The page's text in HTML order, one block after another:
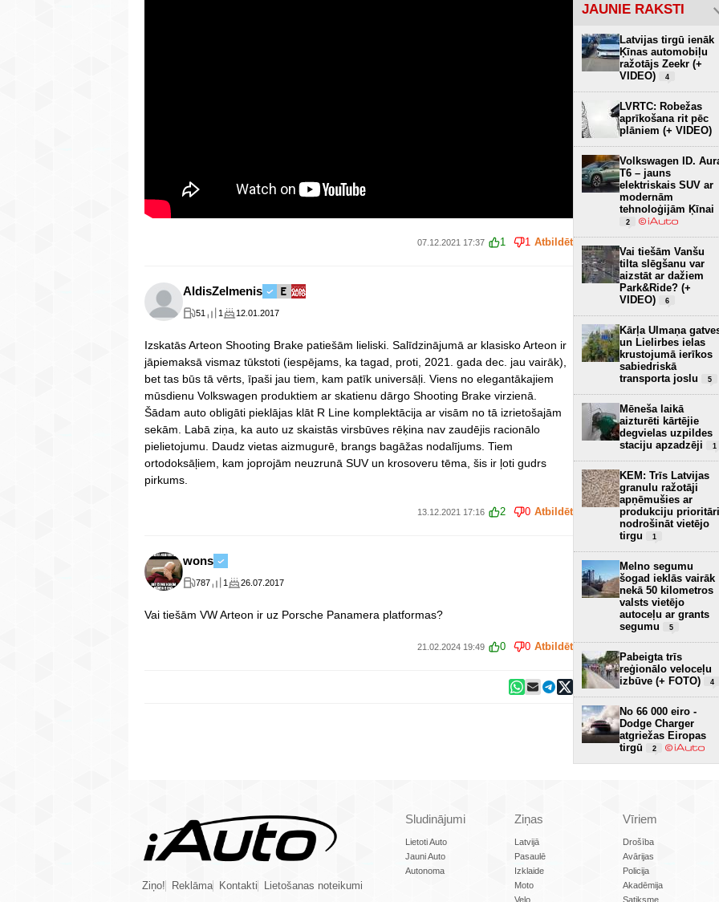
07.12.2021 17:37 1 1 Atbildēt
AldisZelmenis
51 1 12.01.2017
Izskatās Arteon Shooting Brake patiešām lieliski. Salīdzinājumā ar klasisko Arteon ir
jāpiemaksā vismaz tūkstoti (iespējams, ka tagad, proti, 2021. gada dec. jau vairāk),
bet tas būs tā vērts, īpaši jau tiem, kam patīk universāļi. Viens no elegantākajiem
mūsdienu Volkswagen produktiem ar skatienu dārgo Shooting Brake virzienā.
Šādam auto obligāti pieklājas klāt R Line komplektācija ar visām no tā izrietošajām
sekām. Labā ziņa, ka auto uz skaistās virsbūves rēķina nav zaudējis racionālo
pielietojumu. Daudz vietas aizmugurē, brangs bagāžas nodalījums. Tiem
ortodoksāļiem, kam joprojām neuzrunā SUV un krosoveru tēma, šis ir ļoti gudrs
pirkums.
13.12.2021 17:16 2 0 Atbildēt
wons
787 1 26.07.2017
Vai tiešām VW Arteon ir uz Porsche Panamera platformas?
21.02.2024 19:49 0 0 Atbildēt
JAUNIE RAKSTI
Latvijas tirgū ienāk
Ķīnas automobiļu
ražotājs Zeekr (+
VIDEO)
4
LVRTC: Robežas
aprīkošana rit pēc
plāniem (+ VIDEO)
Volkswagen ID.
T6 – jauns
elektriskais SUV ar
modernām
tehnoloģijām Ķīnai
2
Vai tiešām Vanšu
tilta slēgšanu var
aizstāt ar dažiem
Park&Ride? (+
VIDEO)
6
Kārļa Ulmaņa
un Lielirbes ielas
krustojumā ierīkos
sabiedriskā
transporta joslu
5
Mēneša laikā
aizturēti kārtējie
degvielas uzpildes
staciju apzadzēji
1
KEM: Trīs Latvijas
granulu ražotāji
apņēmušies ar
produkciju prioritāri
nodrošināt vietējo
tirgu
1
Melno segumu
šogad ieklās vairāk
nekā 50 kilometros
valsts vietējo
autoceļu ar grants
segumu
5
Pabeigta trīs
reģionālo veloceļu
izbūve (+ FOTO)
4
No 66 000 eiro -
Dodge Charger
atgriežas Eiropas
tirgū
2
Sludinājumi
Lietoti Auto
Jauni Auto
Autonoma
Ziņas
Latvijā
Pasaulē
Izklaide
Moto
Velo
Vīriem
Drošība
Avārijas
Policija
Akadēmija
Satiksme
Ziņo! Reklāma Kontakti Lietošanas noteikumi